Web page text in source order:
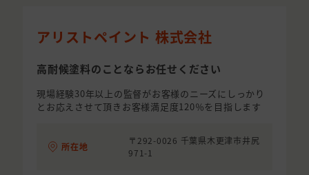
アリストペイント 株式会社
高耐候塗料のことならお任せください
現場経験30年以上の監督がお客様のニーズにしっかり
とお応えさせて頂きお客様満足度120％を目指します
所在地
〒292-0026 千葉県木更津市井尻
971-1